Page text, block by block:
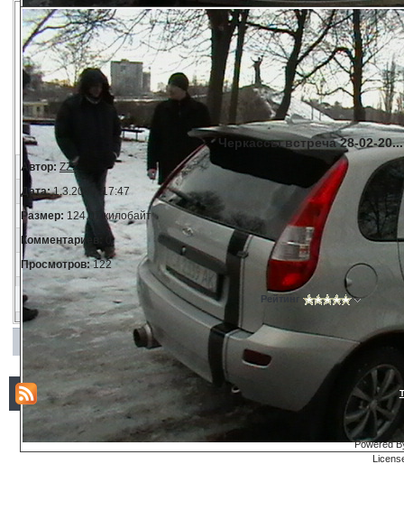
Черкассы встреча 28-02-20...
Автор: ZZZ
Дата:1.3.2009, 17:47
Размер: 124.07 килобайт
Комментариев:
Просмотров:122
Рейтинг
Powered